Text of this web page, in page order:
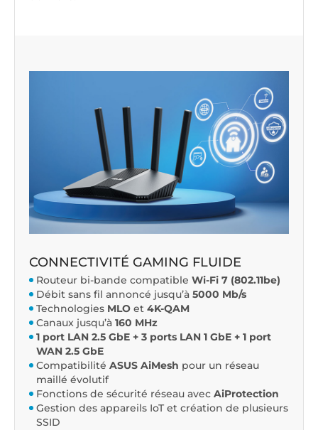
CONNECTIVITÉ GAMING FLUIDE
Routeur bi-bande compatible Wi-Fi 7 (802.11be)
Débit sans fil annoncé jusqu’à 5000 Mb/s
Technologies MLO et 4K-QAM
Canaux jusqu’à 160 MHz
1 port LAN 2.5 GbE + 3 ports LAN 1 GbE + 1 port
WAN 2.5 GbE
Compatibilité ASUS AiMesh pour un réseau
maillé évolutif
Fonctions de sécurité réseau avec AiProtection
Gestion des appareils IoT et création de plusieurs
SSID